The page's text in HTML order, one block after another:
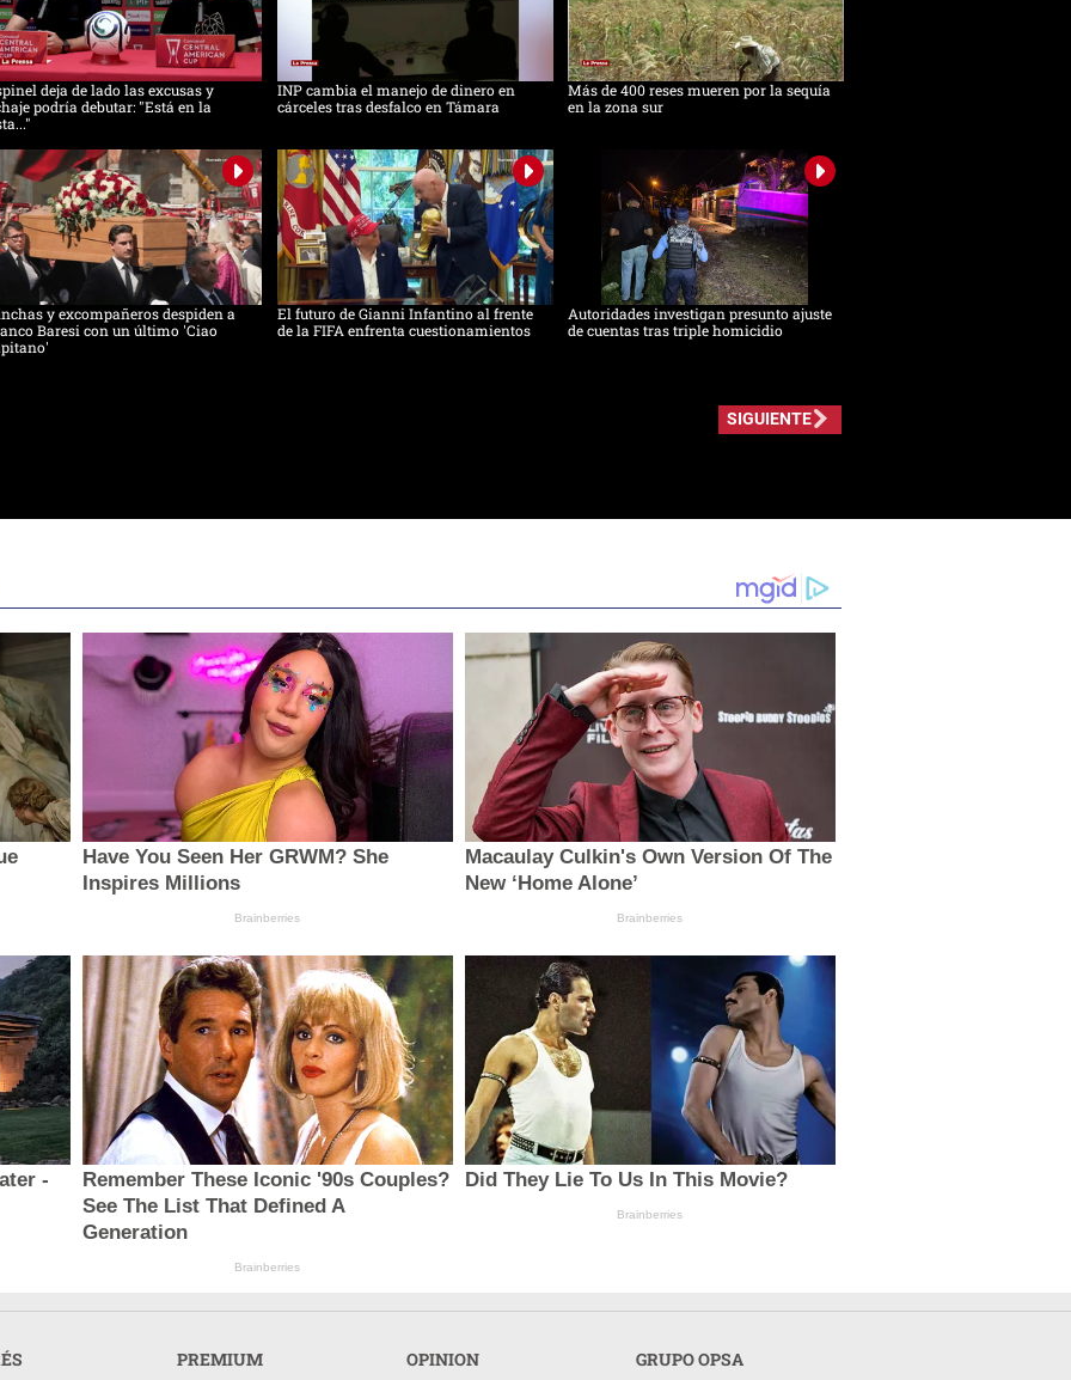
deja de lado las excusas y
podría debutar: "Está en la
INP cambia el manejo de dinero en
cárceles tras desfalco en Támara
Más de 400 reses mueren por la sequía
en la zona sur
y excompañeros despiden a
Baresi con un último 'Ciao
El futuro de Gianni Infantino al frente
de la FIFA enfrenta cuestionamientos
Autoridades investigan presunto ajuste
de cuentas tras triple homicidio
SIGUIENTE
Have You Seen Her GRWM? She
Inspires Millions
Brainberries
Macaulay Culkin's Own Version Of The
New ‘Home Alone’
Brainberries
-
Remember These Iconic '90s Couples?
See The List That Defined A
Generation
Brainberries
Did They Lie To Us In This Movie?
Brainberries
PREMIUM OPINION GRUPO OPSA